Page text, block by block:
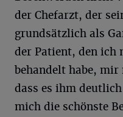
der Chefarzt, der
grundsätzlich als
der Patient, den ich
behandelt habe,
dass es ihm
mich die schönste